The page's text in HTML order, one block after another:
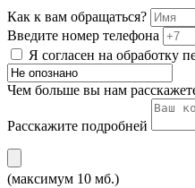
Как к вам обращаться?
Введите номер телефона
Я согласен на обработку
Чем больше вы нам
Расскажите подробней
(максимум 10 мб.)